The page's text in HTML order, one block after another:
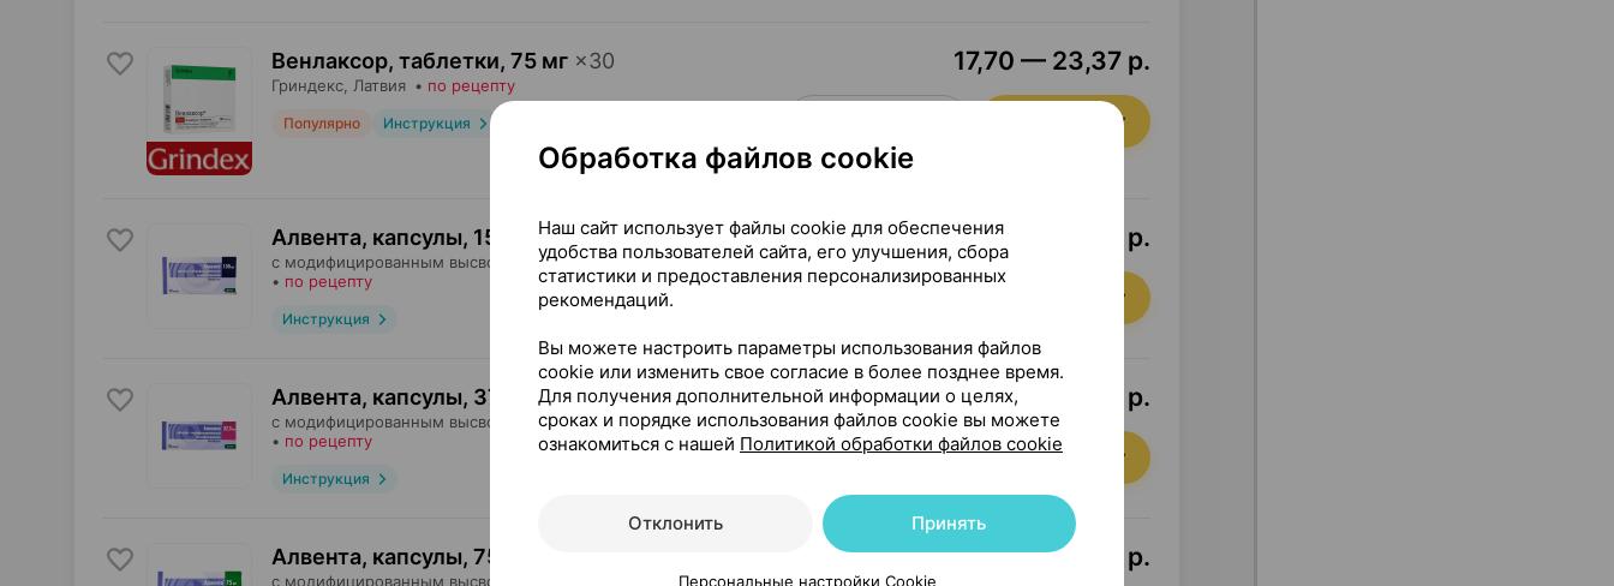
Венлаксор, таблетки, 75 мг ×30
Гриндекс , Латвия • по рецепту
Популярно Инструкция
17,70 — 23,37 р.
В корзину
Алвента, капсулы, 150 мг×28
с модифицированным высвобождением, КРКА, Словения
• по рецепту
Инструкция
35,95 — 54,56 р.
В корзину
Алвента, капсулы, 37.5 мг×28
с модифицированным высвобождением, КРКА, Словения
• по рецепту
Инструкция
15,72 — 23,46 р.
Где купить В корзину
Алвента, капсулы, 75 мг
с модифицированным высвобождением,
, Словения
24,26 — 37,68 р.
Обработка файлов cookie
Наш сайт использует файлы cookie для обеспечения
удобства пользователей сайта, его улучшения, сбора
статистики и предоставления персонализированных
рекомендаций.
Вы можете настроить параметры использования файлов
cookie или изменить свое согласие в более позднее время.
Для получения дополнительной информации о целях,
сроках и порядке использования файлов cookie вы можете
ознакомиться с нашей Политикой обработки файлов cookie
Отклонить Принять
Персональные настройки Cookie